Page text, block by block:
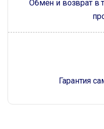
Обмен и возврат в
Гарантия